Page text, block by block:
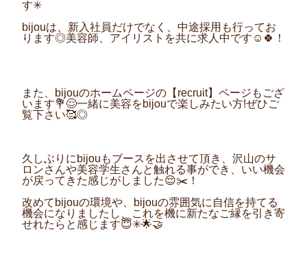
す✳︎
bijouは、新入社員だけでなく、中途採用も行ってお
ります◎美容師、アイリストを共に求人中です☺️🍀！
また、bijouのホームページの【recruit】ページもござ
います💐😌一緒に美容をbijouで楽しみたい方!ぜひご
覧下さい🥰◎
久しぶりにbijouもブースを出させて頂き、沢山のサ
ロンさんや美容学生さんと触れる事ができ、いい機会
が戻ってきた感じがしました😌✂️！
改めてbijouの環境や、bijouの雰囲気に自信を持てる
機会になりましたし、これを機に新たなご縁を引き寄
せれたらと感じます😇✳︎🌟🤝